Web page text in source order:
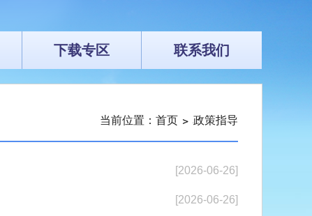
下载专区 联系我们
当前位置： 首页 政策指导
[2026-06-26]
[2026-06-26]